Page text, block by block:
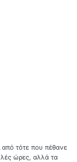
από τότε που πέθανε
ώρες, αλλά τα